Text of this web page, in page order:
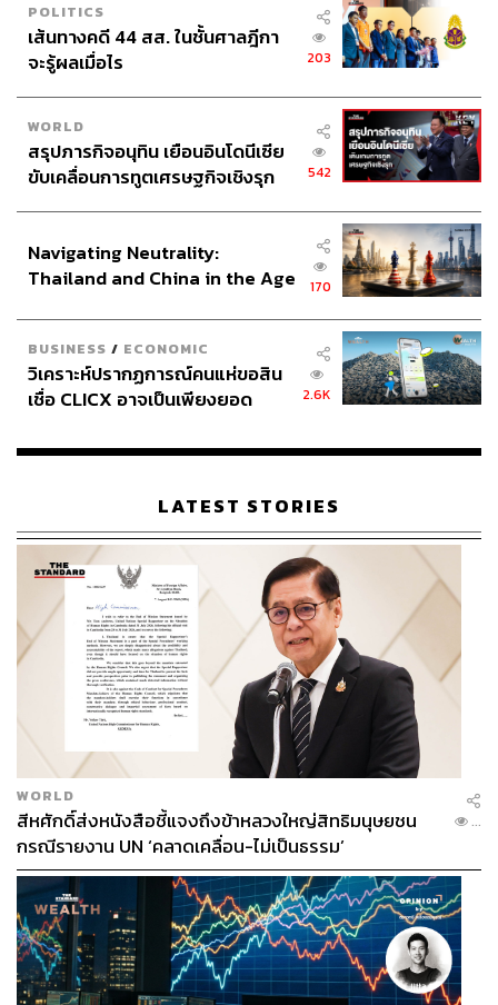
และเมื่อมองไปข้างหน้า โอกาสของภาคธุรกิจจีนที่จะเติบโต
ในประเทศไม่น่าจะดีขึ้น เพราะปัญหาภาคอสังหายังไม่ได้รับ
การแก้ไข
ต่อคำถามที่ว่า โอกาสของไทยในประเทศจีนมีหรือไม่ โจ ฮ
อร์น มองว่า ตอนนี้มองเห็นโอกาสในจีนเพราะราคาถูก และ
นโยบายเปิดประตูยินดีต้อนรับ กฎระเบียบต่างๆ คลายขึ้นเยอะ
จึงอยากให้มองว่าเราจะเด็ดส้มก่อนส้มหล่นอย่างไร เช่น
การนำนวัตกรรมของจีนเข้ามา ยกตัวอย่าง เอาตลาดมาแลก
กับเทคโนโลยี ใช้เป็นเงื่อนไขในการทำธุรกิจต่างๆ ซึ่งเชื่อว่า
นี้ให้รอบคอบ และทำให้เกิดขึ้นได้จริง
TAGS:
THE STANDARD ECONOMIC FORUM 2024: BRAVE
NEW WORLD เศรษฐกิจไทย ไล่กวดโลกใหม่
Donald Trump
เศรษฐกิจไทย
อาร์ม ตั้งนิรันดร
สงครามการค้า
THE STANDARD ECONOMIC FORUM
ปานปรีย์ พหิทธานุกร
THE STANDARD ECONOMIC FORUM 2024
281
POLITICS
เส้นทางคดี 44 สส. ในชั้นศาลฎีกา
จะรู้ผลเมื่อไร
203
WORLD
สรุปภารกิจอนุทิน เยือนอินโดนีเซีย
ขับเคลื่อนการทูตเศรษฐกิจเชิงรุก
542
Navigating Neutrality:
Thailand and China in the Age
170
BUSINESS / ECONOMIC
วิเคราะห์ปรากฏการณ์คนแห่ขอสิน
เชื่อ CLICX อาจเป็นเพียงยอด
เรือนไทยที่ถูกซุกไว้
2.6K
LATEST STORIES
WORLD
สีหศักดิ์ส่งหนังสือชี้แจงถึงข้าหลวงใหญ่สิทธิมนุษยชน
กรณีรายงาน UN ‘คลาดเคลื่อน-ไม่เป็นธรรม’
...